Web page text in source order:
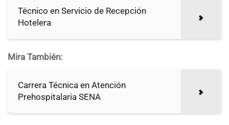
Técnico en Servicio de Recepción
Hotelera
Mira También:
Carrera Técnica en Atención
Prehospitalaria SENA